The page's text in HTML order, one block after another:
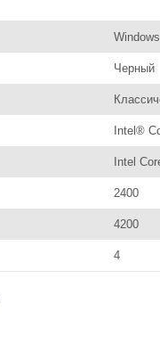
Черный
Intel®
Intel
2400
4200
4